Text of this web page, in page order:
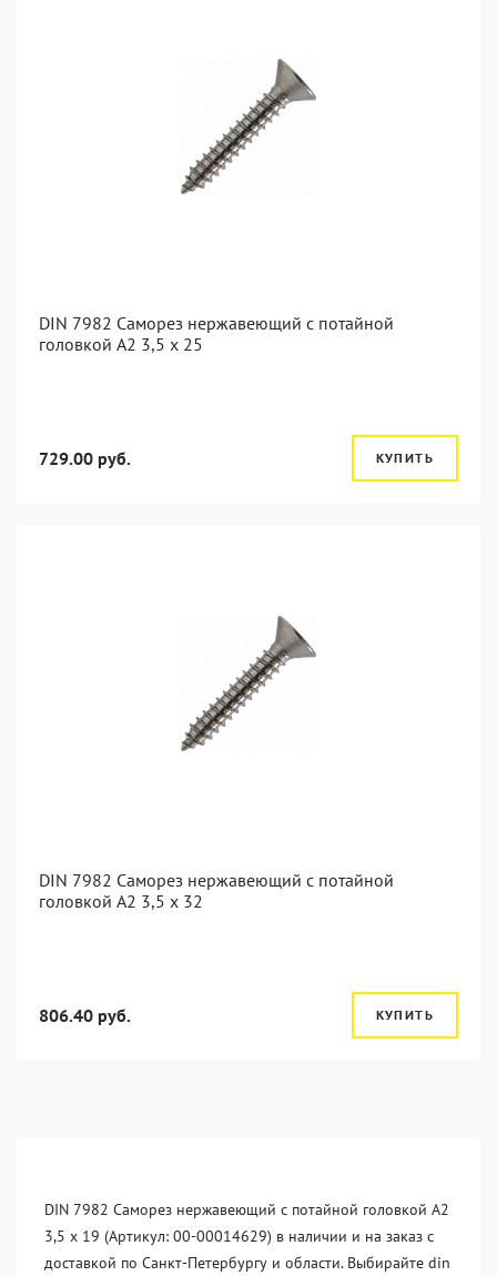
DIN 7982 Саморез нержавеющий с потайной
головкой А2 3,5 x 25
729.00 руб. КУПИТЬ
DIN 7982 Саморез нержавеющий с потайной
головкой А2 3,5 x 32
806.40 руб. КУПИТЬ
DIN 7982 Саморез нержавеющий с потайной головкой А2
3,5 x 19 (Артикул: 00-00014629) в наличии и на заказ с
доставкой по Санкт-Петербургу и области. Выбирайте din